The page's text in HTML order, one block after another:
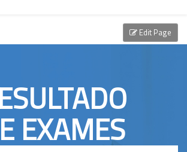
EXAMES
Edit Page